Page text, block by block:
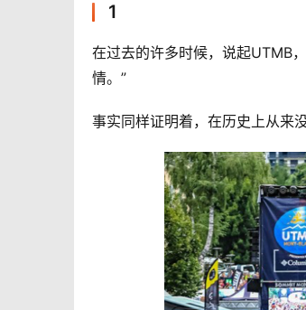
1
在过去的许多时候，说起UTMB
情。”
事实同样证明着，在历史上从来